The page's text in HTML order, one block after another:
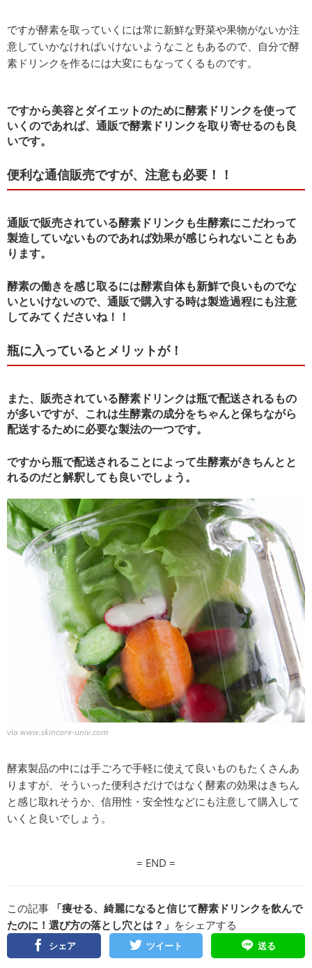
ですが酵素を取っていくには常に新鮮な野菜や果物がないか注
意していかなければいけないようなこともあるので、自分で酵
素ドリンクを作るには大変にもなってくるものです。
ですから美容とダイエットのために酵素ドリンクを使って
いくのであれば、通販で酵素ドリンクを取り寄せるのも良
いです。
便利な通信販売ですが、注意も必要！！
通販で販売されている酵素ドリンクも生酵素にこだわって
製造していないものであれば効果が感じられないこともあ
ります。
酵素の働きを感じ取るには酵素自体も新鮮で良いものでな
いといけないので、通販で購入する時は製造過程にも注意
してみてくださいね！！
瓶に入っているとメリットが！
また、販売されている酵素ドリンクは瓶で配送されるもの
が多いですが、これは生酵素の成分をちゃんと保ちながら
配送するために必要な製法の一つです。
ですから瓶で配送されることによって生酵素がきちんとと
れるのだと解釈しても良いでしょう。
via www.skincare-univ.com
酵素製品の中には手ごろで手軽に使えて良いものもたくさんあ
りますが、そういった便利さだけではなく酵素の効果はきちん
と感じ取れそうか、信用性・安全性などにも注意して購入して
いくと良いでしょう。
= END =
この記事
「痩せる、綺麗になると信じて酵素ドリンクを飲んで
たのに！選び方の落とし穴とは？」 をシェアする
シェア ツイート 送る